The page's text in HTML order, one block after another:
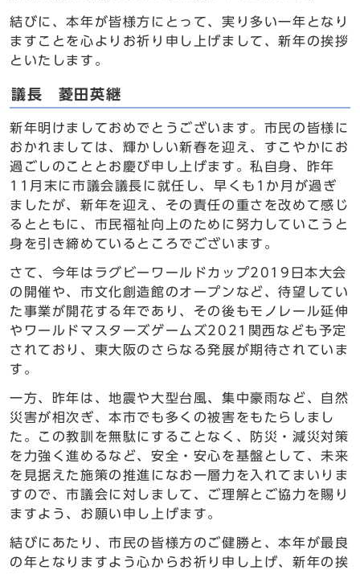
結びに、本年が皆様方にとって、実り多い一年となり
ますことを心よりお祈り申し上げまして、新年の挨拶
といたします。
議長 菱田英継
新年明けましておめでとうございます。市民の皆様に
おかれましては、輝かしい新春を迎え、すこやかにお
過ごしのこととお慶び申し上げます。私自身、昨年
11月末に市議会議長に就任し、早くも1か月が過ぎ
ましたが、新年を迎え、その責任の重さを改めて感じ
るとともに、市民福祉向上のために努力していこうと
身を引き締めているところでございます。
さて、今年はラグビーワールドカップ2019日本大会
の開催や、市文化創造館のオープンなど、待望してい
た事業が開花する年であり、その後もモノレール延伸
やワールドマスターズゲームズ2021関西なども予定
されており、東大阪のさらなる発展が期待されていま
す。
一方、昨年は、地震や大型台風、集中豪雨など、自然
災害が相次ぎ、本市でも多くの被害をもたらしまし
た。この教訓を無駄にすることなく、防災・減災対策
を力強く進めるなど、安全・安心を基盤として、未来
を見据えた施策の推進になお一層力を入れてまいりま
すので、市議会に対しまして、ご理解とご協力を賜り
ますよう、お願い申し上げます。
結びにあたり、市民の皆様方のご健勝と、本年が最良
の年となりますよう心からお祈り申し上げ、新年の挨